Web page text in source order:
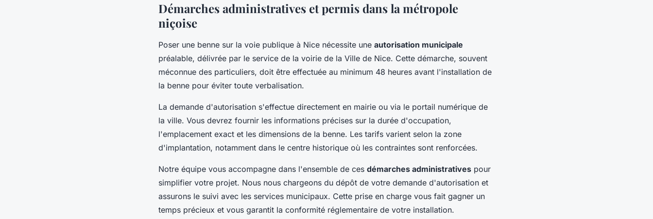
Démarches administratives et permis dans la métropole
niçoise
Poser une benne sur la voie publique à Nice nécessite une autorisation municipale
préalable, délivrée par le service de la voirie de la Ville de Nice. Cette démarche, souvent
méconnue des particuliers, doit être effectuée au minimum 48 heures avant l'installation de
la benne pour éviter toute verbalisation.
La demande d'autorisation s'effectue directement en mairie ou via le portail numérique de
la ville. Vous devrez fournir les informations précises sur la durée d'occupation,
l'emplacement exact et les dimensions de la benne. Les tarifs varient selon la zone
d'implantation, notamment dans le centre historique où les contraintes sont renforcées.
Notre équipe vous accompagne dans l'ensemble de ces démarches administratives pour
simplifier votre projet. Nous nous chargeons du dépôt de votre demande d'autorisation et
assurons le suivi avec les services municipaux. Cette prise en charge vous fait gagner un
temps précieux et vous garantit la conformité réglementaire de votre installation.